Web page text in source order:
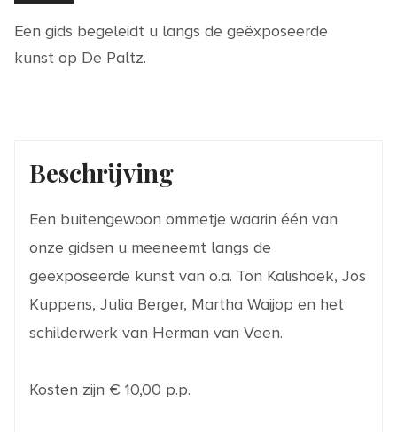
Een gids begeleidt u langs de geëxposeerde
kunst op De Paltz.
Beschrijving
Een buitengewoon ommetje waarin één van
onze gidsen u meeneemt langs de
geëxposeerde kunst van o.a. Ton Kalishoek, Jos
Kuppens, Julia Berger, Martha Waijop en het
schilderwerk van Herman van Veen.
Kosten zijn € 10,00 p.p.